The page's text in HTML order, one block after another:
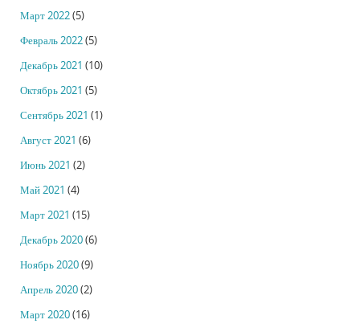
Март 2022(5)
Февраль 2022(5)
Декабрь 2021 (10)
Октябрь 2021 (5)
Сентябрь 2021 (1)
Август 2021 (6)
Июнь 2021 (2)
Май 2021 (4)
Март 2021 (15)
Декабрь 2020(6)
Ноябрь 2020(9)
Апрель 2020(2)
Март 2020(16)